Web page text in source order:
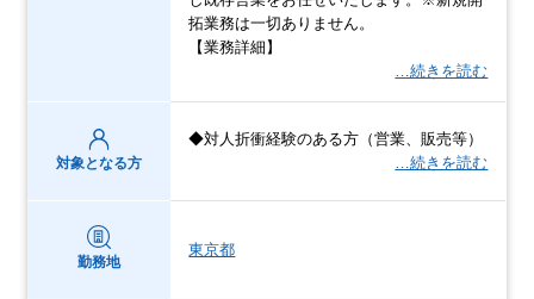
拓業務は一切ありません。
【業務詳細】
…続きを読む
対象となる方
◆対人折衝経験のある方（営業、販売等）
…続きを読む
勤務地
東京都